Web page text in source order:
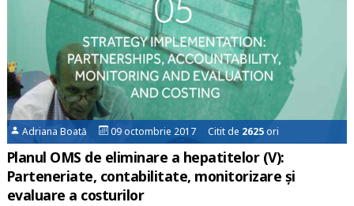
Adriana Boată 09 octombrie 2017 Citit de 2625ori
Planul OMS de eliminare a hepatitelor (V):
Parteneriate, contabilitate, monitorizare și
evaluare a costurilor